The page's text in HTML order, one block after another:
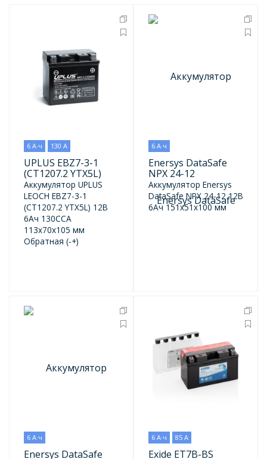
6 А·ч 130 А
UPLUS EBZ7-3-1
(CT1207.2 YTX5L)
Аккумулятор UPLUS
LEOCH EBZ7-3-1
(CT1207.2 YTX5L) 12В
6Ач 130CCA
113x70x105 мм
Обратная (-+)
6 А·ч
Enersys DataSafe
NPX 24-12
Аккумулятор Enersys
DataSafe NPX 24-12 12В
6Ач 151x51x100 мм
6 А·ч
Enersys DataSafe
6 А·ч 85 А
Exide ET7B-BS